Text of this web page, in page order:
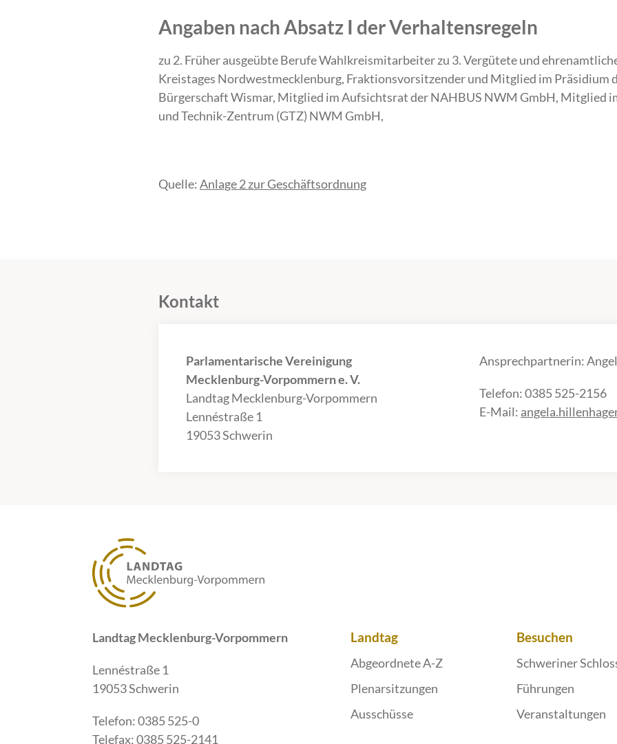
Angaben nach Absatz I der Verhaltensregeln
zu 2. Früher ausgeübte Berufe Wahlkreismitarbeiter zu 3. Vergütete und
Kreistages Nordwestmecklenburg, Fraktionsvorsitzender und Mitglied im Präsidium
Bürgerschaft Wismar, Mitglied im Aufsichtsrat der NAHBUS NWM GmbH, Mitglied
und Technik-Zentrum (GTZ) NWM GmbH,
Quelle:Anlage 2 zur Geschäftsordnung
Kontakt
Parlamentarische Vereinigung
Mecklenburg-Vorpommern e. V.
Landtag Mecklenburg-Vorpommern
Lennéstraße 1
19053 Schwerin
Ansprechpartnerin:
Telefon: 0385 525-2156
E-Mail:
Landtag Mecklenburg-Vorpommern
Lennéstraße 1
19053 Schwerin
Telefon: 0385 525-0
Telefax: 0385 525-2141
Landtag
Abgeordnete A-Z
Plenarsitzungen
Ausschüsse
Besuchen
Schweriner
Führungen
Veranstaltungen